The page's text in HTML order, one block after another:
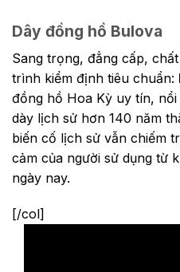
Dây đồng hồ Bulova
Sang trọng, đẳng cấp,
trình kiểm định tiêu chuẩn:
đồng hồ Hoa Kỳ uy tín,
dày lịch sử hơn 140 năm
biến cố lịch sử vẫn chiếm
cảm của người sử dụng từ
ngày nay.
[/col]